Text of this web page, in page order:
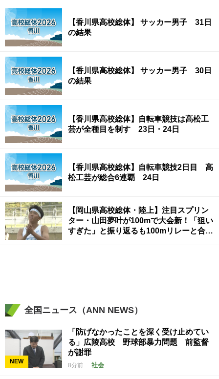
【香川県高校総体】 サッカー男子 31日
の結果
【香川県高校総体】 サッカー男子 30日
の結果
【香川県高校総体】自転車競技は高松工
芸が全種目を制す 23日・24日
【香川県高校総体】自転車競技2日目 高
松工芸が総合6連覇 24日
【岡山県高校総体・陸上】注目スプリン
ター・山田夢叶が100mで大会新！「狙い
すぎた」と振り返るも100mリレーと合わ
全国ニュース（ANN NEWS）
NEW
「防げなかったことを深く受け止めてい
る」広陵高校 野球部暴力問題 前監督
が謝罪
8分前 社会